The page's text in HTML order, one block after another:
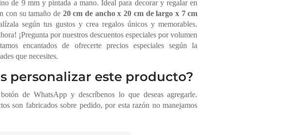
de 9 mm y pintada a mano. Ideal para decorar y regalar en
con su tamaño de 20 cm de ancho x 20 cm de largo x 7 cm
según tus gustos y crea regalos únicos y memorables.
¡Pregunta por nuestros descuentos especiales por volumen
encantados de ofrecerte precios especiales según la
que necesites.
personalizar este producto?
de WhatsApp y descríbenos lo que deseas agregarle.
son fabricados sobre pedido, por esta razón no manejamos